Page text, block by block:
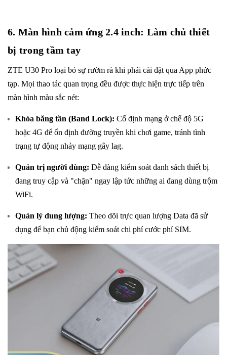
6. Màn hình cảm ứng 2.4 inch: Làm chủ thiết
bị trong tầm tay
ZTE U30 Pro loại bỏ sự rườm rà khi phải cài đặt qua App phức
tạp. Mọi thao tác quan trọng đều được thực hiện trực tiếp trên
màn hình màu sắc nét:
Khóa băng tần (Band Lock): Cố định mạng ở chế độ 5G
hoặc 4G để ổn định đường truyền khi chơi game, tránh tình
trạng tự động nhảy mạng gây lag.
Quản trị người dùng: Dễ dàng kiểm soát danh sách thiết bị
đang truy cập và "chặn" ngay lập tức những ai đang dùng trộm
WiFi.
Quản lý dung lượng: Theo dõi trực quan lượng Data đã sử
dụng để bạn chủ động kiểm soát chi phí cước phí SIM.